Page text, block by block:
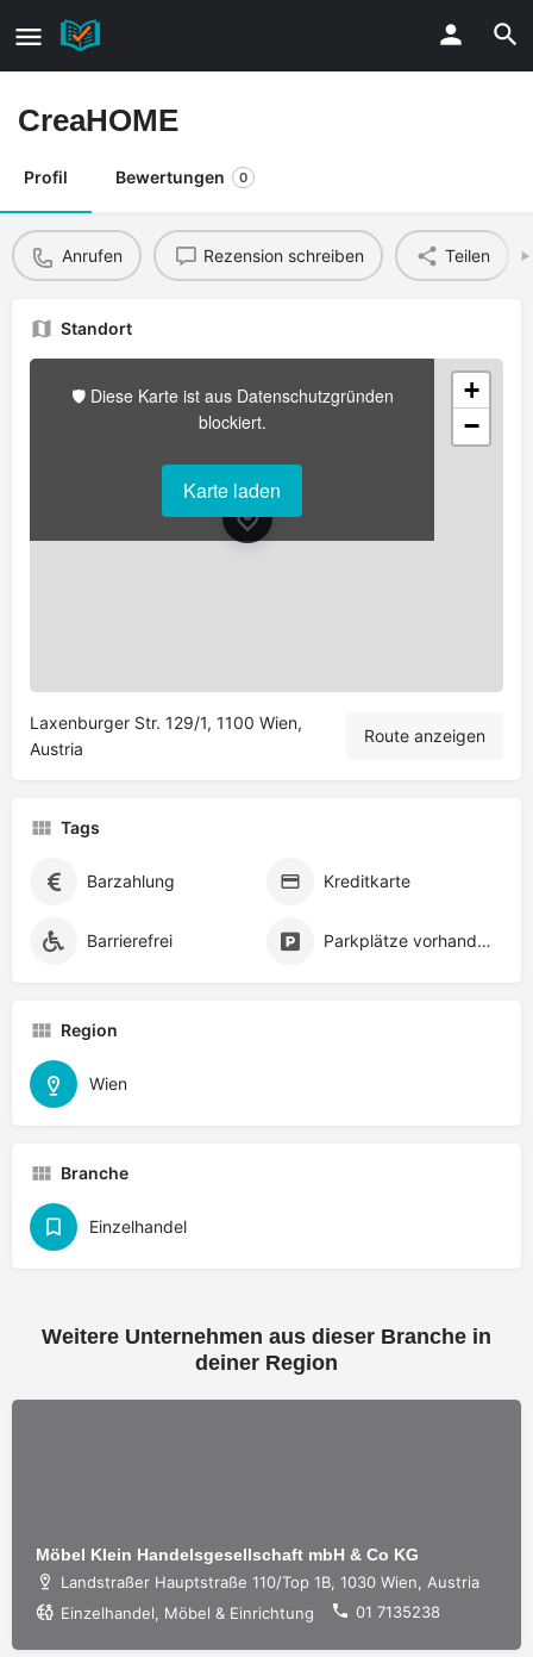
CreaHOME
Profil Bewertungen 0
Anrufen Rezension schreiben Teilen
Standort
🛡️ Diese Karte ist aus Datenschutzgründen
blockiert.
Karte laden
+
−
Laxenburger Str. 129/1, 1100 Wien,
Austria
Route anzeigen
Tags
Barzahlung Kreditkarte
Barrierefrei Parkplätze vorhanden
Region
Wien
Branche
Einzelhandel
Weitere Unternehmen aus dieser Branche in
deiner Region
Möbel Klein Handelsgesellschaft mbH & Co KG
Landstraßer Hauptstraße 110/Top 1B, 1030 Wien, Austria
Einzelhandel, Möbel & Einrichtung
01 7135238